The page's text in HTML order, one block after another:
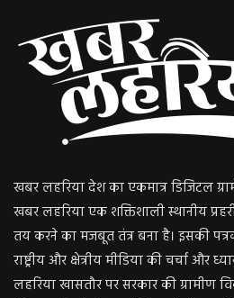
खबर लहरिया देश का एकमात्र डिजिटल
खबर लहरिया एक शक्तिशाली स्थानीय
तय करने का मजबूत तंत्र बना है। इसकी
राष्ट्रीय और क्षेत्रीय मीडिया की चर्चा और
लहरिया खासतौर पर सरकार की